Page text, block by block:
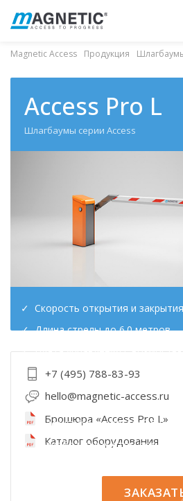
Magnetic Access Продукция
Access Pro L
Шлагбаумы серии Access
Скорость открытия и
Длина стрелы до 6.0 метров.
Плата управления с
скорости.
Высокий уровень безопасности.
трафика (со скоростю 2.5 с для
Разработан с учетом ресурса
+7 (495) 788-83-93
hello@magnetic-access.ru
Брошюра «Access Pro L»
Каталог оборудования